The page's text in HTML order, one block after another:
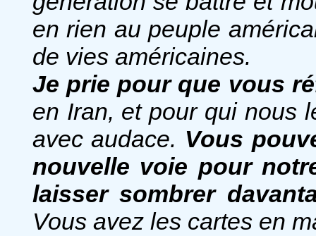
en rien au peuple
de vies américaines.
Je prie pour que vous
en Iran, et pour qui nous
avec audace. Vous
nouvelle voie pour
laisser sombrer
Vous avez les cartes en